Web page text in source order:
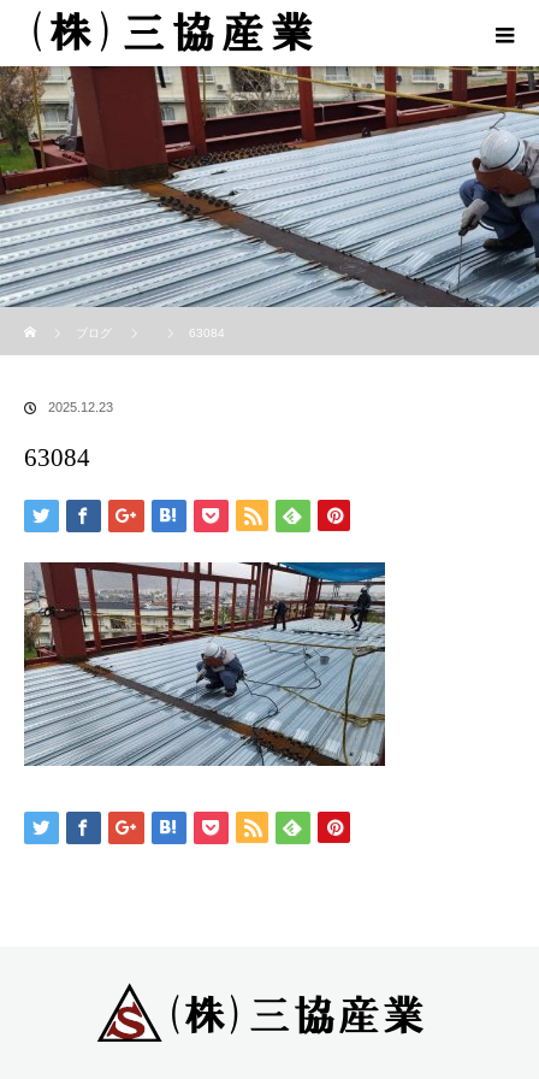
ブログ
63084
2025.12.23
63084